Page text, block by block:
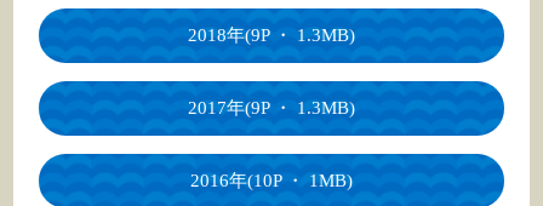
2018年(9P ・ 1.3MB)
2017年(9P ・ 1.3MB)
2016年(10P ・ 1MB)